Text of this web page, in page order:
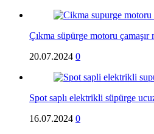
Çıkma süpürge motoru
20.07.2024 0
Spot saplı elektrikli süpürge
16.07.2024 0